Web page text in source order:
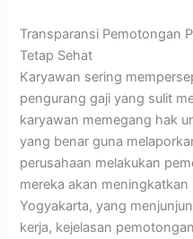
Transparansi Pemotongan
Tetap Sehat
Karyawan sering
pengurang gaji yang sulit
karyawan memegang hak
yang benar guna
perusahaan melakukan
mereka akan
Yogyakarta, yang
kerja, kejelasan